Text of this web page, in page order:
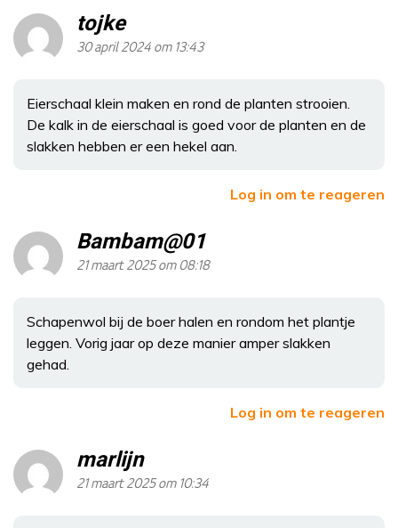
tojke
30 april 2024 om 13:43
Eierschaal klein maken en rond de planten strooien.
De kalk in de eierschaal is goed voor de planten en de
slakken hebben er een hekel aan.
Log in om te reageren
Bambam@01
21 maart 2025 om 08:18
Schapenwol bij de boer halen en rondom het plantje
leggen. Vorig jaar op deze manier amper slakken
gehad.
Log in om te reageren
marlijn
21 maart 2025 om 10:34